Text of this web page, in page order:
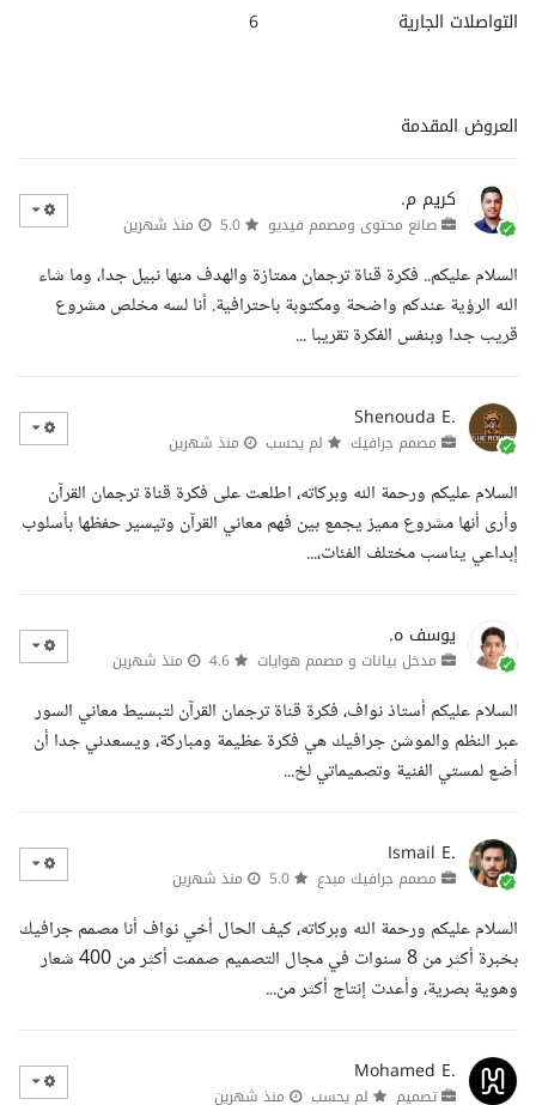
التواصلات الجارية
6
العروض المقدمة
كريم م.
صانع محتوى ومصمم فيديو منذ شهرين
السلام عليكم.. فكرة قناة ترجمان ممتازة والهدف منها نبيل جدا، وما شاء
الله الرؤية عندكم واضحة ومكتوبة باحترافية. أنا لسه مخلص مشروع
قريب جدا وبنفس الفكرة تقريبا ...
Shenouda E.
مصمم جرافيك لم يحسب منذ شهرين
السلام عليكم ورحمة الله وبركاته، اطلعت على فكرة قناة ترجمان القرآن
وأرى أنها مشروع مميز يجمع بين فهم معاني القرآن وتيسير حفظها بأسلوب
إبداعي يناسب مختلف الفئات،...
يوسف ه.
مدخل بيانات و مصمم هوايات منذ شهرين
السلام عليكم أستاذ نواف، فكرة قناة ترجمان القرآن لتبسيط معاني السور
عبر النظم والموشن جرافيك هي فكرة عظيمة ومباركة، ويسعدني جدا أن
أضع لمستي الفنية وتصميماتي لخ...
Ismail E.
مصمم جرافيك مبدع منذ شهرين
السلام عليكم ورحمة الله وبركاته، كيف الحال أخي نواف أنا مصمم جرافيك
بخبرة أكثر من 8 سنوات في مجال التصميم صممت أكثر من 400 شعار
وهوية بصرية، وأعدت إنتاج أكثر من...
Mohamed E.
تصميم لم يحسب منذ شهرين